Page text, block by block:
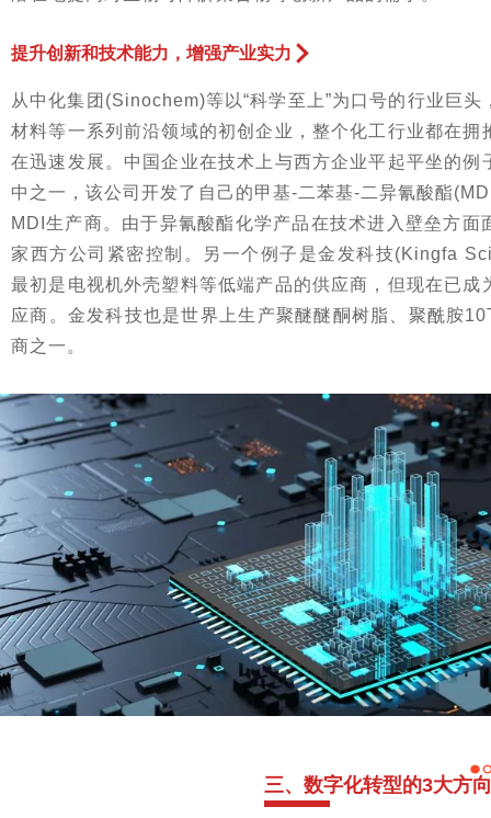
提升创新和技术能力，增强产业实力
从中化集团(Sinochem)等以“科学至上”为口号的行业巨
材料等一系列前沿领域的初创企业，整个化工行业都在拥
在迅速发展。中国企业在技术上与西方企业平起平坐的例
中之一，该公司开发了自己的甲基-二苯基-二异氰酸酯
MDI生产商。由于异氰酸酯化学产品在技术进入壁垒方面
家西方公司紧密控制。另一个例子是金发科技(Kingfa
最初是电视机外壳塑料等低端产品的供应商，但现在已成
应商。金发科技也是世界上生产聚醚醚酮树脂、聚酰胺
商之一。
三、数字化转型的3大方向